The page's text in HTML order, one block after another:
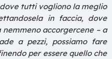
dove tutti vogliono la meglio
in faccia, dove
accorgercene – a
a pezzi, possiamo fare
per essere quello che